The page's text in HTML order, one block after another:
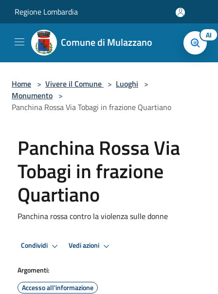
Regione Lombardia
Comune di Mulazzano AI
Home > Vivere il Comune > Luoghi >
Monumento >
Panchina Rossa Via Tobagi in frazione Quartiano
Panchina Rossa Via
Tobagi in frazione
Quartiano
Panchina rossa contro la violenza sulle donne
Condividi Vedi azioni
Argomenti:
Accesso all'informazione